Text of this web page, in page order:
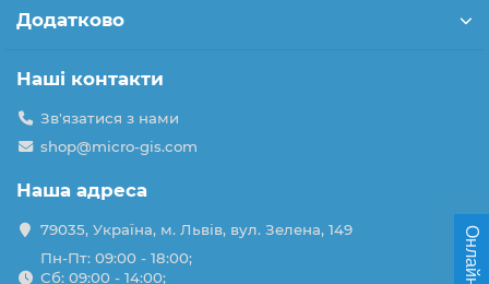
Додатково
Наші контакти
Зв'язатися з нами
shop@micro-gis.com
Наша адреса
79035, Україна, м. Львів, вул. Зелена, 149
Пн-Пт: 09:00 - 18:00;
Сб: 09:00 - 14:00;